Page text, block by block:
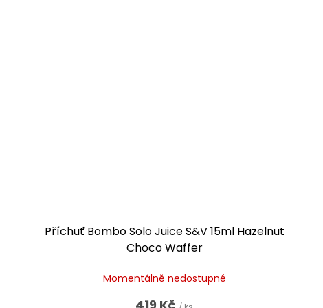
Příchuť Bombo Solo Juice S&V 15ml Hazelnut
Choco Waffer
Momentálně nedostupné